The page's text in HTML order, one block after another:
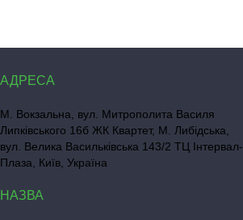
М. Вокзальна, вул. Митрополита Василя
Липківського 16б ЖК Квартет, М. Либідська,
вул. Велика Васильківська 143/2 ТЦ Інтервал-
Плаза, Київ, Україна